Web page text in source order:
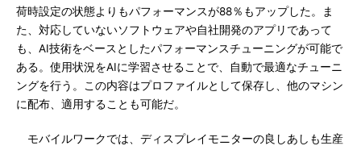
荷時設定の状態よりもパフォーマンスが88％もアップした。ま
た、対応していないソフトウェアや自社開発のアプリであって
も、AI技術をベースとしたパフォーマンスチューニングが可能で
ある。使用状況をAIに学習させることで、自動で最適なチューニ
ングを行う。この内容はプロファイルとして保存し、他のマシン
に配布、適用することも可能だ。
モバイルワークでは、ディスプレイモニターの良しあしも生産